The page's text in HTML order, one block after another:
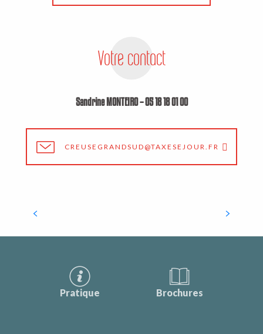
Votre contact
Sandrine MONTEIRO – 05 18 18 01 00
CREUSEGRANDSUD@TAXESEJOUR.FR
Pratique Brochures